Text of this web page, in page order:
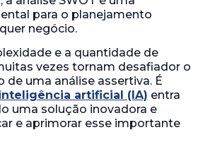
para o planejamento
negócio.
e a quantidade de
vezes tornam desafiador o
de uma análise assertiva. É
artificial (IA) entra
uma solução inovadora e
e aprimorar esse importante